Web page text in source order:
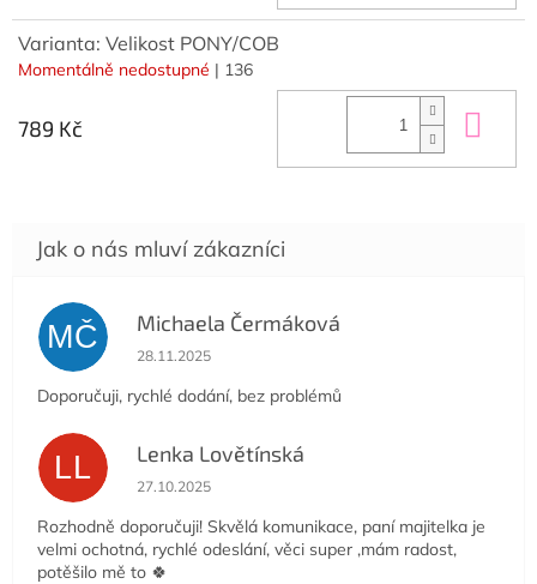
Varianta: Velikost PONY/COB
Momentálně nedostupné | 136
789 Kč
MČ Michaela Čermáková
Hodnocení obchodu je 5 z 5 hvězdiček.
28.11.2025
Doporučuji, rychlé dodání, bez problémů
LL Lenka Lovětínská
Hodnocení obchodu je 5 z 5 hvězdiček.
27.10.2025
Rozhodně doporučuji! Skvělá komunikace, paní majitelka je
velmi ochotná, rychlé odeslání, věci super ,mám radost,
potěšilo mě to 🍀